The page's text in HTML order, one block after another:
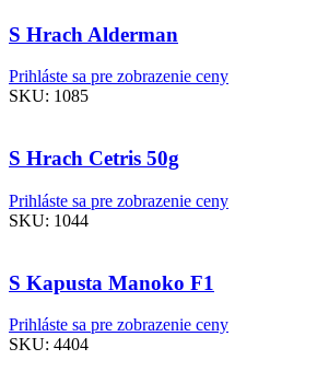
S Hrach Alderman
Prihláste sa pre zobrazenie ceny
SKU: 1085
S Hrach Cetris 50g
Prihláste sa pre zobrazenie ceny
SKU: 1044
S Kapusta Manoko F1
Prihláste sa pre zobrazenie ceny
SKU: 4404